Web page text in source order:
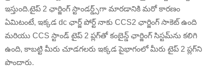
ఇస్తుంది.టైప్ 2 ఛార్జింగ్ స్టాండర్డ్స్‌గా మారడానికి మరో కారణం
ఏమిటంటే, ఇక్కడ dc ఛార్జ్ పోర్ట్ నాకు CCS2 ఛార్జింగ్ సాకెట్ ఉంది
మరియు CCS స్టాండ్ టైప్ 2 ప్లగ్‌తో కంబైన్డ్ ఛార్జింగ్ సిస్టమ్‌ను కలిగి
ఉంది, కాబట్టి మీరు చూడగలరు ఇక్కడ పైభాగంలో మీరు టైప్ 2 ప్లగ్‌ని
పొందారు.